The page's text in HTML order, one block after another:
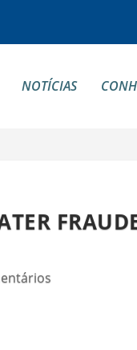
NOTÍCIAS